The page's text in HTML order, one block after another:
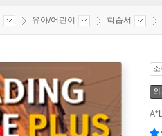
유아/어린이 학습서